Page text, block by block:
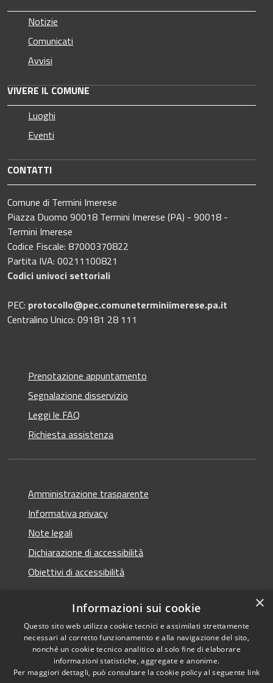
Notizie
Comunicati
Avvisi
VIVERE IL COMUNE
Luoghi
Eventi
CONTATTI
Comune di Termini Imerese
Piazza Duomo 90018 Termini Imerese (PA) - 90018 -
Termini Imerese
Codice Fiscale: 87000370822
Partita IVA: 00211100821
Codici univoci settoriali
PEC: protocollo@pec.comuneterminiimerese.pa.it
Centralino Unico: 09181 28 111
Prenotazione appuntamento
Segnalazione disservizio
Leggi le FAQ
Richiesta assistenza
Amministrazione trasparente
Informativa privacy
Note legali
Dichiarazione di accessibilità
Obiettivi di accessibilità
RSS
Accessibilità
Cookie
Copyright © 2026 • Comune di
Termini Imerese • Powered
byMunicipium•
redazione
×
Informazioni sui cookie
Questo sito web utilizza cookie tecnici e assimilati strettamente
necessari al corretto funzionamento e alla navigazione del sito,
nonché un cookie tecnico analitico al solo fine di elaborare
informazioni statistiche, aggregate e anonime.
Per maggiori dettagli, può consultare la cookie policy al seguente link